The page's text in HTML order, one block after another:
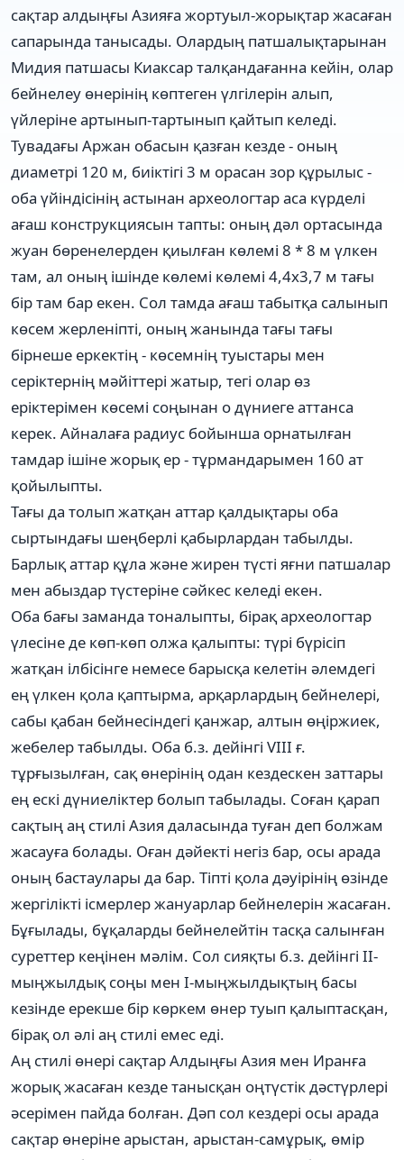
сақтар алдыңғы Азияға жортуыл-жорықтар жасаған
сапарында танысады. Олардың патшалықтарынан
Мидия патшасы Киаксар талқандағанна кейін, олар
бейнелеу өнерінің көптеген үлгілерін алып,
үйлеріне артынып-тартынып қайтып келеді.
Тувадағы Аржан обасын қазған кезде - оның
диаметрі 120 м, биіктігі 3 м орасан зор құрылыс -
оба үйіндісінің астынан археологтар аса күрделі
ағаш конструкциясын тапты: оның дәл ортасында
жуан бөренелерден қиылған көлемі 8 * 8 м үлкен
там, ал оның ішінде көлемі көлемі 4,4х3,7 м тағы
бір там бар екен. Сол тамда ағаш табытқа салынып
көсем жерленіпті, оның жанында тағы тағы
бірнеше еркектің - көсемнің туыстары мен
серіктернің мәйіттері жатыр, тегі олар өз
еріктерімен көсемі соңынан о дүниеге аттанса
керек. Айналаға радиус бойынша орнатылған
тамдар ішіне жорық ер - тұрмандарымен 160 ат
қойылыпты.
Тағы да толып жатқан аттар қалдықтары оба
сыртындағы шеңберлі қабырлардан табылды.
Барлық аттар құла және жирен түсті яғни патшалар
мен абыздар түстеріне сәйкес келеді екен.
Оба бағы заманда тоналыпты, бірақ археологтар
үлесіне де көп-көп олжа қалыпты: түрі бүрісіп
жатқан ілбісінге немесе барысқа келетін әлемдегі
ең үлкен қола қаптырма, арқарлардың бейнелері,
сабы қабан бейнесіндегі қанжар, алтын өңіржиек,
жебелер табылды. Оба б.з. дейінгі VIII ғ.
тұрғызылған, сақ өнерінің одан кездескен заттары
ең ескі дүниеліктер болып табылады. Соған қарап
сақтың аң стилі Азия даласында туған деп болжам
жасауға болады. Оған дәйекті негіз бар, осы арада
оның бастаулары да бар. Тіпті қола дәуірінің өзінде
жергілікті ісмерлер жануарлар бейнелерін жасаған.
Бұғылады, бұқаларды бейнелейтін тасқа салынған
суреттер кеңінен мәлім. Сол сияқты б.з. дейінгі ІІ-
мыңжылдық соңы мен І-мыңжылдықтың басы
кезінде ерекше бір көркем өнер туып қалыптасқан,
бірақ ол әлі аң стилі емес еді.
Аң стилі өнері сақтар Алдыңғы Азия мен Иранға
жорық жасаған кезде танысқан оңтүстік дәстүрлері
әсерімен пайда болған. Дәп сол кездері осы арада
сақтар өнеріне арыстан, арыстан-самұрық, өмір